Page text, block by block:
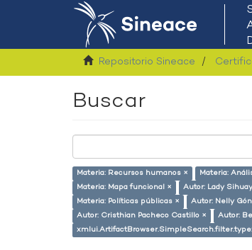
Repositorio Sineace
Buscar
Materia: Recursos humanos × Materia:
Materia: Mapa funcional ×
Autor: Lady
Materia: Políticas públicas ×
Autor: Nelly
Autor: Cristhian Pacheco Castillo ×
Autor: